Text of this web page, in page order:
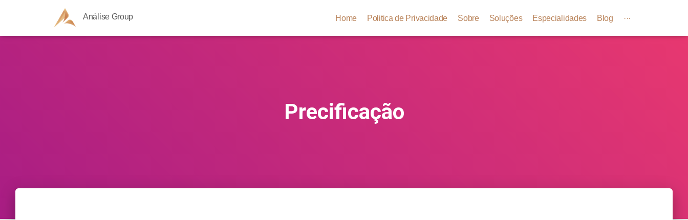
Análise Group Home Politica de Privacidade Sobre Soluções Especialidades Blog ···
Precificação